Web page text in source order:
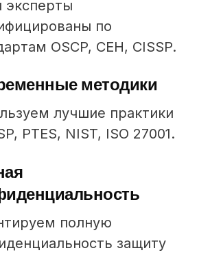
эксперты
по
OSCP, CEH, CISSP.
методики
лучшие практики
PTES, NIST, ISO 27001.
полную
защиту